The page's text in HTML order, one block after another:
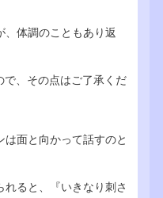
、体調のこともあり返
で、その点はご了承くだ
面と向かって話すのと
ると、『いきなり刺さ